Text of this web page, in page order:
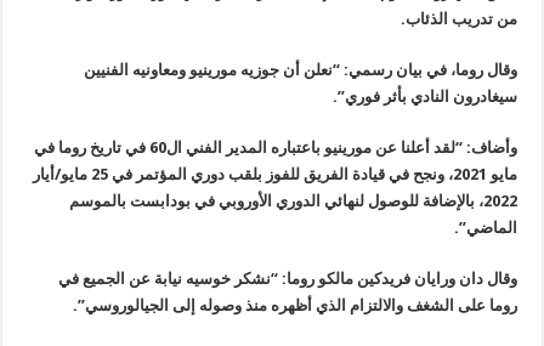
من تدريب الذئاب.
وقال روما، في بيان رسمي: “نعلن أن جوزيه مورينيو ومعاونيه الفنيين
سيغادرون النادي بأثر فوري”.
وأضاف: “لقد أعلنا عن مورينيو باعتباره المدير الفني ال60 في تاريخ روما في
مايو 2021، ونجح في قيادة الفريق للفوز بلقب دوري المؤتمر في 25 مايو/أيار
2022، بالإضافة للوصول لنهائي الدوري الأوروبي في بودابست بالموسم
الماضي”.
وقال دان ورايان فريدكين مالكو روما: “نشكر خوسيه نيابة عن الجميع في
روما على الشغف والالتزام الذي أظهره منذ وصوله إلى الجيالوروسي”.